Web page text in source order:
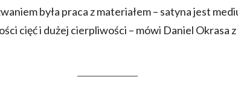
była praca z materiałem – satyna jest
cięć i dużej cierpliwości – mówi Daniel Okrasa